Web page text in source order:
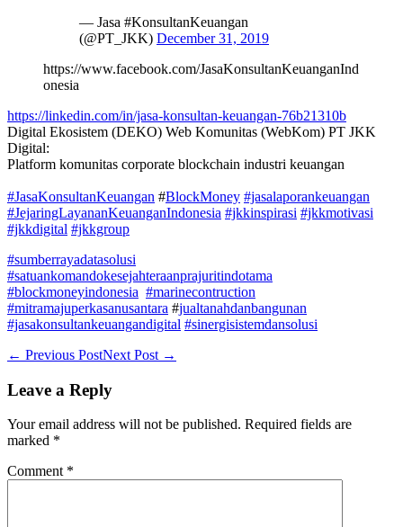
— Jasa #KonsultanKeuangan
(@PT_JKK) December 31, 2019
https://www.facebook.com/JasaKonsultanKeuanganInd
onesia
https://linkedin.com/in/jasa-konsultan-keuangan-76b21310b
Digital Ekosistem (DEKO) Web Komunitas (WebKom) PT JKK
Digital:
Platform komunitas corporate blockchain industri keuangan
#JasaKonsultanKeuangan #BlockMoney #jasalaporankeuangan
#JejaringLayananKeuanganIndonesia #jkkinspirasi #jkkmotivasi
#jkkdigital #jkkgroup
#sumberrayadatasolusi
#satuankomandokesejahteraanprajuritindotama
#blockmoneyindonesia #marinecontruction
#mitramajuperkasanusantara #jualtanahdanbangunan
#jasakonsultankeuangandigital #sinergisistemdansolusi
Post
← Previous PostNext Post →
Leave a Reply
Your email address will not be published. Required fields are
marked *
Comment *